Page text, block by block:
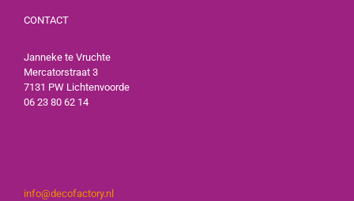
CONTACT
Janneke te Vruchte
Mercatorstraat 3
7131 PW Lichtenvoorde
06 23 80 62 14
info@decofactory.nl